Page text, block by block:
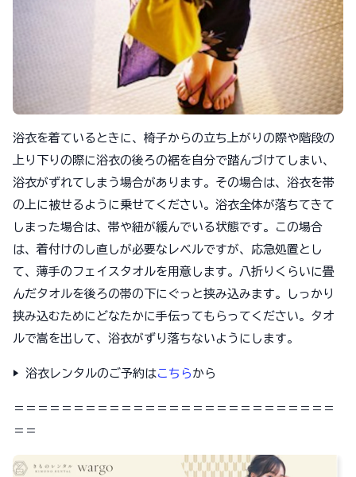
浴衣を着ているときに、椅子からの立ち上がりの際や階段の
上り下りの際に浴衣の後ろの裾を自分で踏んづけてしまい、
浴衣がずれてしまう場合があります。その場合は、浴衣を帯
の上に被せるように乗せてください。浴衣全体が落ちてきて
しまった場合は、帯や紐が緩んでいる状態です。この場合
は、着付けのし直しが必要なレベルですが、応急処置とし
て、薄手のフェイスタオルを用意します。八折りくらいに畳
んだタオルを後ろの帯の下にぐっと挟み込みます。しっかり
挟み込むためにどなたかに手伝ってもらってください。タオ
ルで嵩を出して、浴衣がずり落ちないようにします。
▶︎ 浴衣レンタルのご予約はこちら から
＝＝＝＝＝＝＝＝＝＝＝＝＝＝＝＝＝＝＝＝＝＝＝＝＝＝＝
＝＝